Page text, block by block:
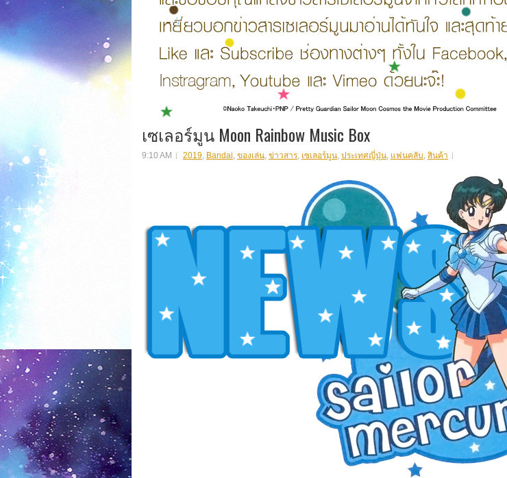
เซเลอร์มูน Moon Rainbow Music Box
9:10 AM 2019, Bandai, ของเล่น, ข่าวสาร, เซเลอร์มูน, ประเทศญี่ปุ่น, แฟนคลับ, สินค้า